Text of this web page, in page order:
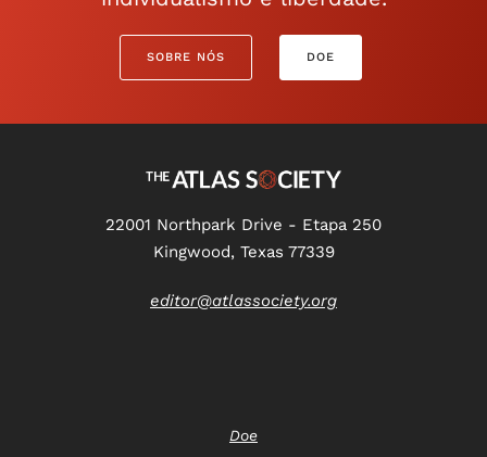
SOBRE NÓS DOE
22001 Northpark Drive - Etapa 250
Kingwood, Texas 77339
editor@atlassociety.org
Doe